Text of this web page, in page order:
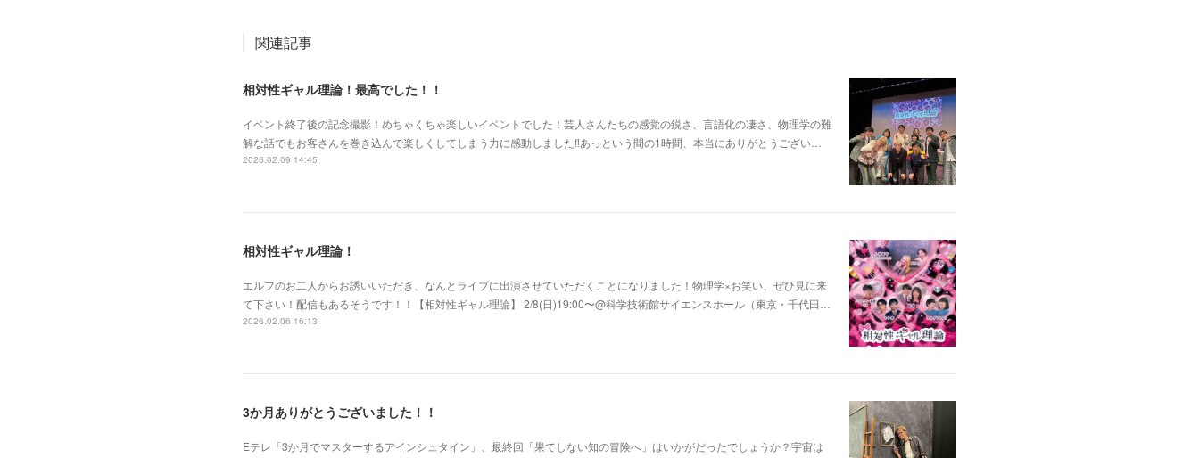
関連記事
相対性ギャル理論！最高でした！！
イベント終了後の記念撮影！めちゃくちゃ楽しいイベントでした！芸人さんたちの感覚の鋭さ、言語化の凄さ、物理学の難
解な話でもお客さんを巻き込んで楽しくしてしまう力に感動しました‼︎あっという間の1時間、本当にありがとうござい…
2026.02.09 14:45
相対性ギャル理論！
エルフのお二人からお誘いいただき、なんとライブに出演させていただくことになりました！物理学×お笑い、ぜひ見に来
て下さい！配信もあるそうです！！【相対性ギャル理論】 2/8(日)19:00〜@科学技術館サイエンスホール（東京・千代田…
2026.02.06 16:13
3か月ありがとうございました！！
Eテレ「3か月でマスターするアインシュタイン」、最終回「果てしない知の冒険へ」はいかがだったでしょうか？宇宙は